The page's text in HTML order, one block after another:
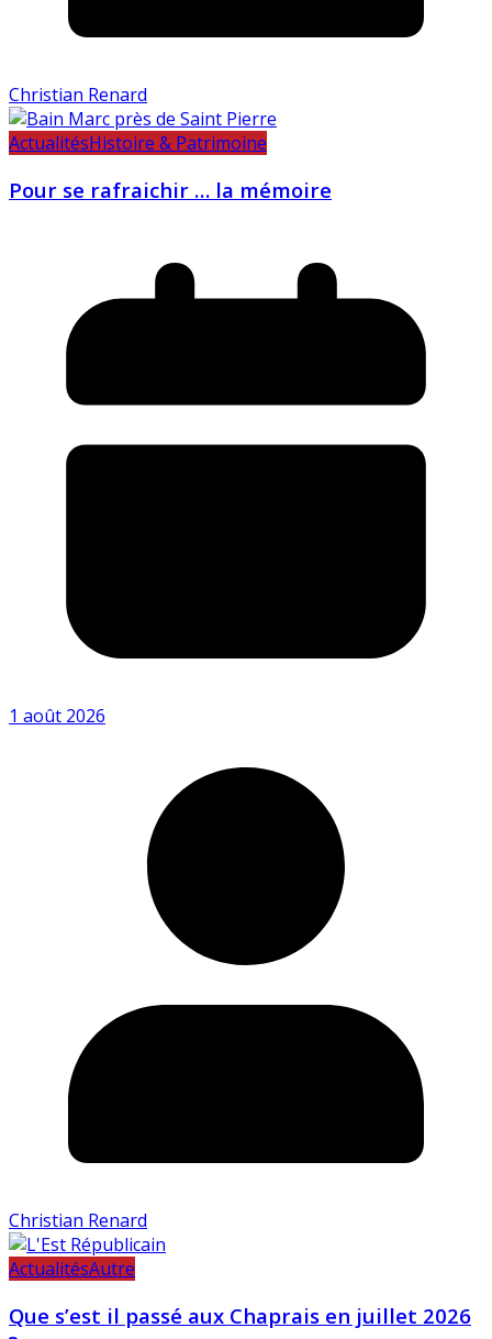
Christian Renard
ActualitésHistoire & Patrimoine
Pour se rafraichir … la mémoire
1 août 2026
Christian Renard
ActualitésAutre
Que s’est il passé aux Chaprais en juillet 2026